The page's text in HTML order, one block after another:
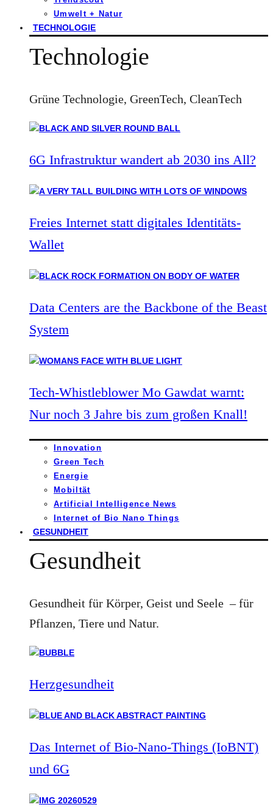
Umwelt + Natur
TECHNOLOGIE
Technologie
Grüne Technologie, GreenTech, CleanTech
6G Infrastruktur wandert ab 2030 ins All?
Freies Internet statt digitales Identitäts-
Wallet
Data Centers are the Backbone of the Beast
System
Tech-Whistleblower Mo Gawdat warnt:
Nur noch 3 Jahre bis zum großen Knall!
Innovation
Green Tech
Energie
Mobiltät
Artificial Intelligence News
Internet of Bio Nano Things
GESUNDHEIT
Gesundheit
Gesundheit für Körper, Geist und Seele – für
Pflanzen, Tiere und Natur.
Herzgesundheit
Das Internet of Bio-Nano-Things (IoBNT)
und 6G